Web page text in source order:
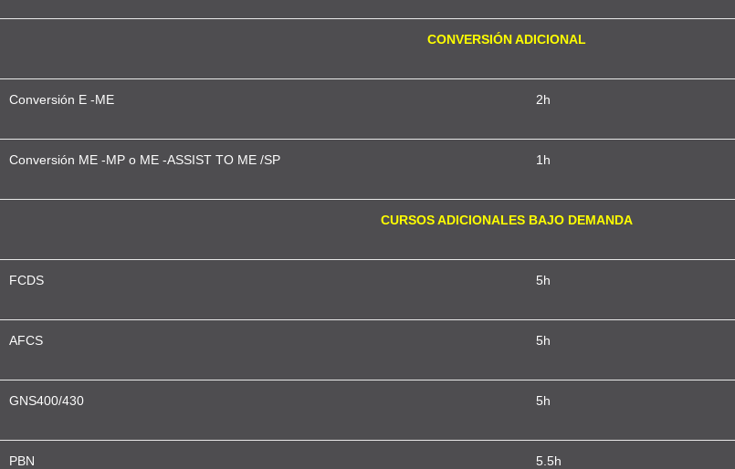
CONVERSIÓN ADICIONAL
Conversión E -ME 2h
Conversión ME -MP o ME -ASSIST TO ME /SP 1h
CURSOS ADICIONALES BAJO DEMANDA
FCDS 5h
AFCS 5h
GNS400/430 5h
PBN 5.5h